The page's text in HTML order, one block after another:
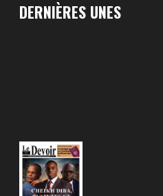
DERNIÈRES UNES